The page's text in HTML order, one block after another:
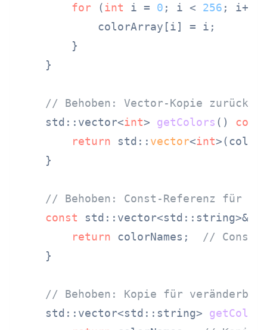
for (int i = 0 ; i < 256 ; i++)
            colorArray[i] = i;
        }
    }
// Behoben: Vector-Kopie
std::vector<int> getColors ()
return std:: vector<int
    }
// Behoben: Const-Referenz für
const std::vector<std::string>&
return colorNames; // Const-
    }
// Behoben: Kopie für
std::vector<std::string>